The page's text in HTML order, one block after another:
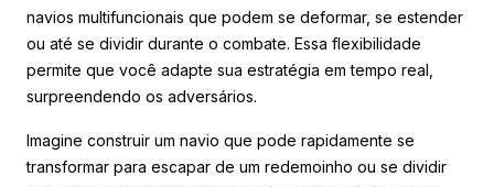
navios multifuncionais que podem se deformar, se estender
ou até se dividir durante o combate. Essa flexibilidade
permite que você adapte sua estratégia em tempo real,
surpreendendo os adversários.
Imagine construir um navio que pode rapidamente se
transformar para escapar de um redemoinho ou se dividir